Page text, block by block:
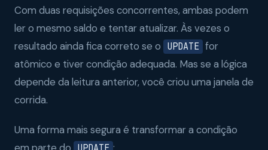
Com duas requisições concorrentes, ambas podem
ler o mesmo saldo e tentar atualizar. Às vezes o
resultado ainda fica correto se o UPDATE for
atômico e tiver condição adequada. Mas se a lógica
depende da leitura anterior, você criou uma janela de
corrida.
Uma forma mais segura é transformar a condição